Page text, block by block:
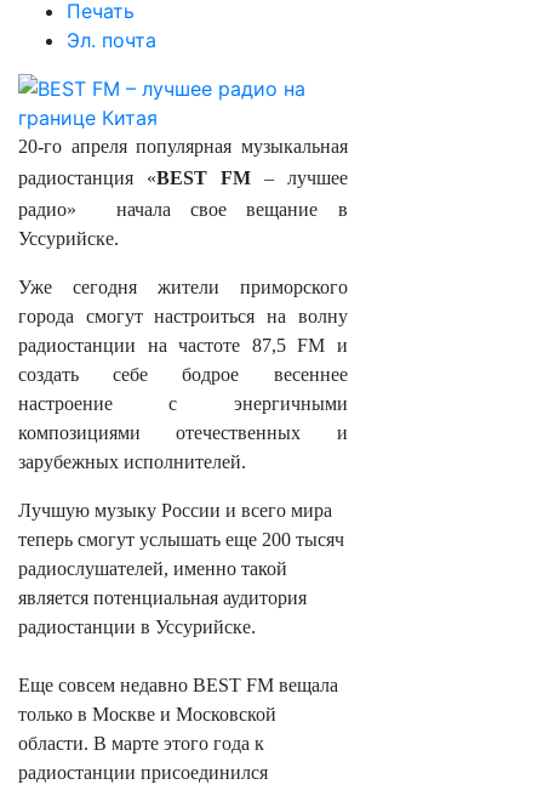
Печать
Эл. почта
20-го апреля популярная музыкальная
радиостанция «BEST FM – лучшее
радио»
начала свое вещание в
Уссурийске.
Уже сегодня жители приморского
города смогут настроиться на волну
радиостанции на частоте 87,5 FM и
создать себе бодрое весеннее
настроение с энергичными
композициями отечественных и
зарубежных исполнителей.
Лучшую музыку России и всего мира
теперь смогут услышать еще 200 тысяч
радиослушателей, именно такой
является потенциальная аудитория
радиостанции в Уссурийске.
Еще совсем недавно BEST FM вещала
только в Москве и Московской
области. В марте этого года к
радиостанции присоединился